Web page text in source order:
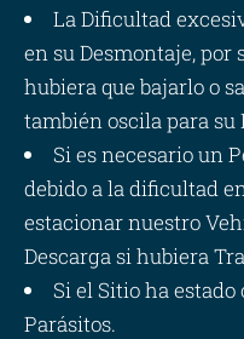
La Dificultad
en su Desmontaje, por
hubiera que bajarlo o
también oscila para su
Si es necesario un
debido a la dificultad
estacionar nuestro
Descarga si hubiera
Si el Sitio ha
Parásitos.